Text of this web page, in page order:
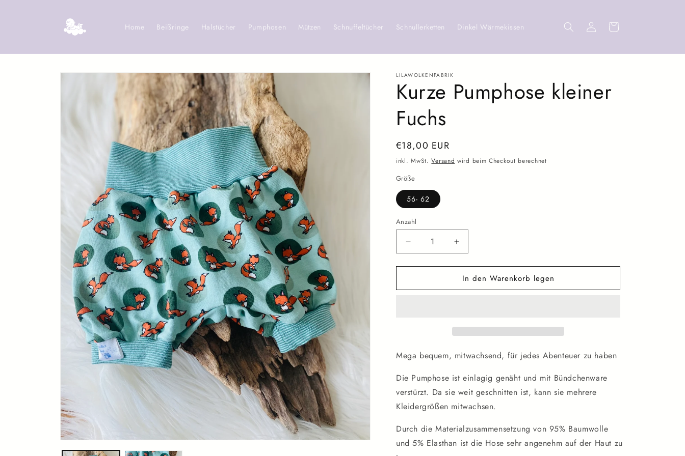
Home Beißringe Halstücher Pumphosen Mützen Schnuffeltücher Schnullerketten Dinkel Wärmekissen EinloggenWarenkorb
Zu
1
LILAWOLKENFABRIK
Kurze Pumphose kleiner
Fuchs
Normaler
Preis
€18,00 EUR
inkl. MwSt.Versand wird beim Checkout berechnet
Größe
56- 62
Anzahl
Verringere
die
Menge
Kurze
Erhöhe
die
Menge
für
Kurze
In den Warenkorb legen
Mega bequem, mitwachsend, für jedes Abenteuer zu haben
Die Pumphose ist einlagig genäht und mit Bündchenware
verstürzt. Da sie weit geschnitten ist, kann sie mehrere
Kleidergrößen mitwachsen.
Durch die Materialzusammensetzung von 95% Baumwolle
und 5% Elasthan ist die Hose sehr angenehm auf der Haut zu